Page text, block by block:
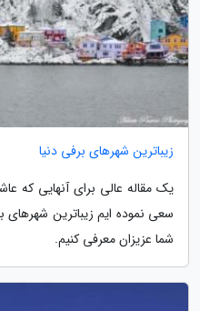
زیباترین شهرهای برفی دنیا
یک مقاله عالی برای آنهایی که
سعی نموده ایم زیباترین شهرهای
شما عزیزان معرفی کنیم.